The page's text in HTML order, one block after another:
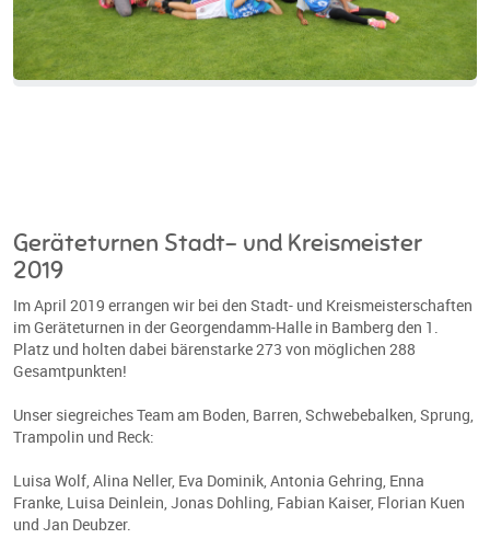
Geräteturnen Stadt- und Kreismeister
2019
Im April 2019 errangen wir bei den Stadt- und Kreismeisterschaften
im Geräteturnen in der Georgendamm-Halle in Bamberg den 1.
Platz und holten dabei bärenstarke 273 von möglichen 288
Gesamtpunkten!
Unser siegreiches Team am Boden, Barren, Schwebebalken, Sprung,
Trampolin und Reck:
Luisa Wolf, Alina Neller, Eva Dominik, Antonia Gehring, Enna
Franke, Luisa Deinlein, Jonas Dohling, Fabian Kaiser, Florian Kuen
und Jan Deubzer.